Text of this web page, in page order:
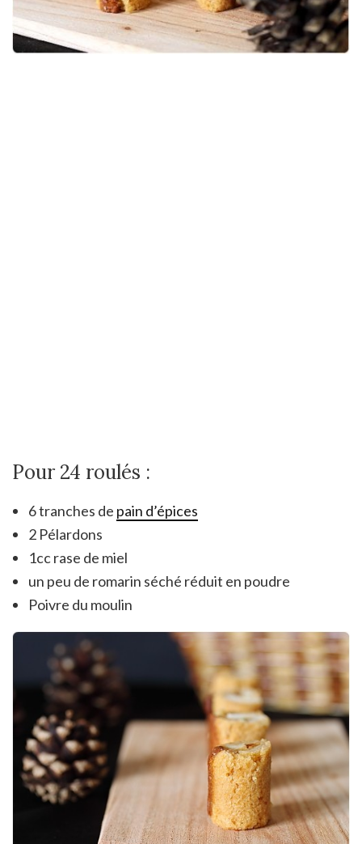
Pour 24 roulés :
6 tranches de pain d’épices
2 Pélardons
1cc rase de miel
un peu de romarin séché réduit en poudre
Poivre du moulin